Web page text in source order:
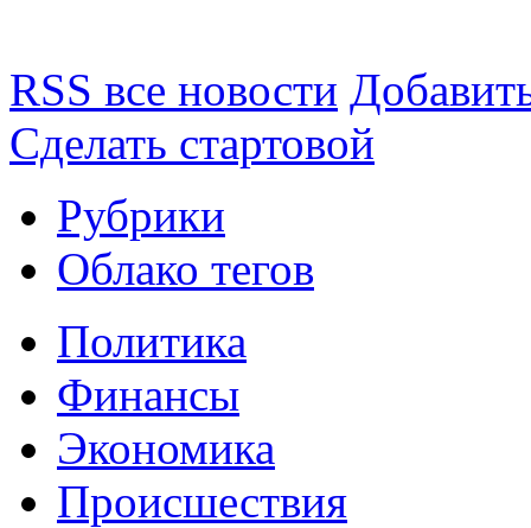
RSS все новости
Сделать стартовой
Рубрики
Облако тегов
Политика
Финансы
Экономика
Происшествия